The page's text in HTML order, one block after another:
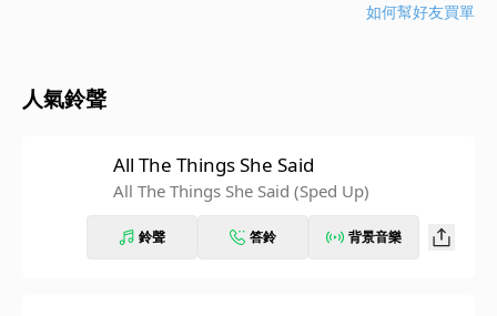
如何幫好友買單
人氣鈴聲
All The Things She Said
All The Things She Said (Sped Up)
鈴聲 答鈴 背景音樂